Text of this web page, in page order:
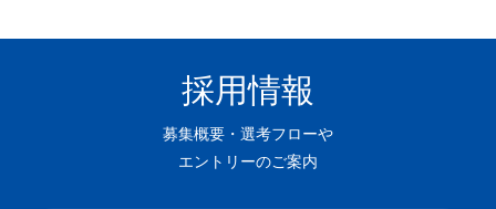
採用情報
募集概要・選考フローや
エントリーのご案内